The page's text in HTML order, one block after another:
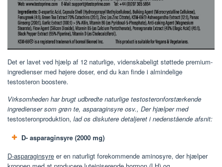
Det er lavet ved hjælp af 12 naturlige, videnskabeligt støttede premium-
ingredienser med højere doser, end du kan finde i almindelige
testosteron boostere.
Virksomheden har brugt udbredte naturlige testosteronforstærkende
ingredienser som grøn te, asparaginsyre osv., Der hjælper med
testosteronproduktion, lad os diskutere detaljeret i nedenstående afsnit:
D- asparaginsyre (2000 mg)
D-asparaginsyre er en naturligt forekommende aminosyre, der hjælper